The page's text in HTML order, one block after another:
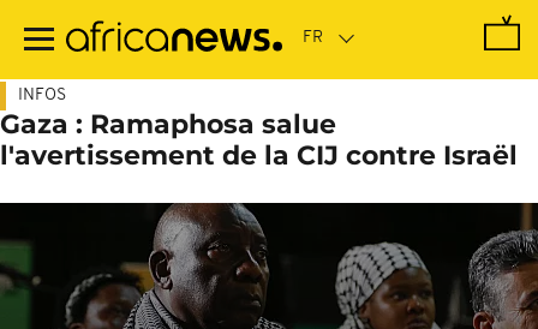
contenu
INFOS
Gaza : Ramaphosa salue
l'avertissement de la CIJ contre Israël